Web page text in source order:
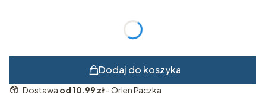
Dodaj do koszyka
Dostawa od 10,99 zł- Orlen Paczka